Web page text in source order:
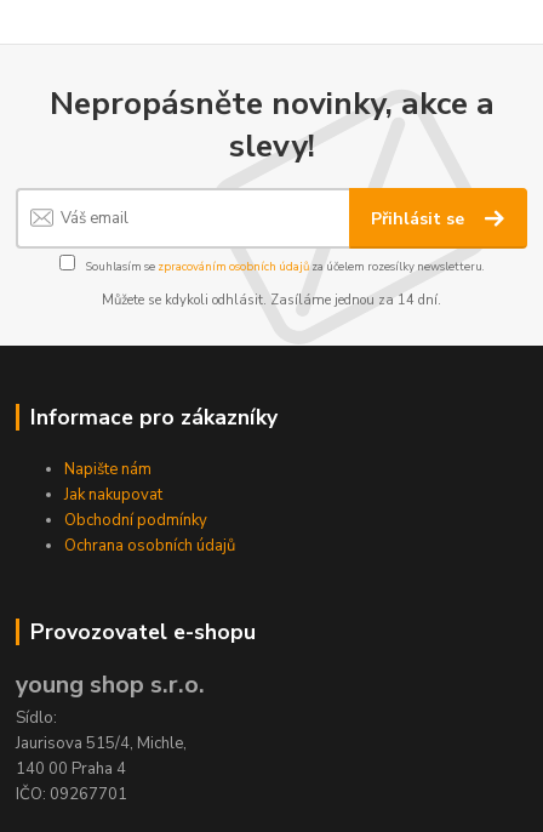
Nepropásněte novinky, akce a
slevy!
Přihlásit se
Souhlasím se zpracováním osobních údajůza účelem rozesílky newsletteru.
Můžete se kdykoli odhlásit. Zasíláme jednou za 14 dní.
Informace pro zákazníky
Napište nám
Jak nakupovat
Obchodní podmínky
Ochrana osobních údajů
Provozovatel e-shopu
young shop s.r.o.
Sídlo:
Jaurisova 515/4, Michle,
140 00 Praha 4
IČO: 09267701